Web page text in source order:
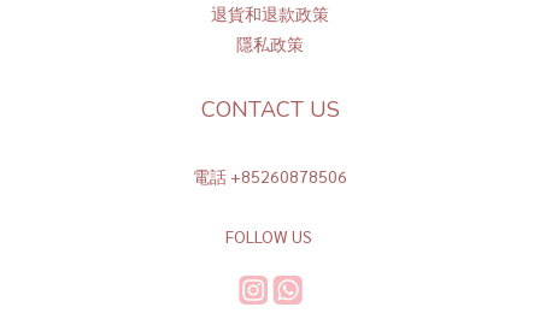
退貨和退款政策
隱私政策
CONTACT US
電話 +85260878506
FOLLOW US